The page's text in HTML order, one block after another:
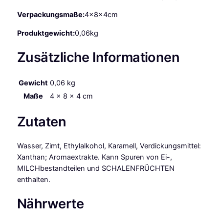
Verpackungsmaße:4x8x4cm
Produktgewicht:0,06kg
Zusätzliche Informationen
Gewicht 0,06 kg
Maße
4 × 8 × 4 cm
Zutaten
Wasser, Zimt, Ethylalkohol, Karamell, Verdickungsmittel:
Xanthan; Aromaextrakte. Kann Spuren von Ei-,
MILCHbestandteilen und SCHALENFRÜCHTEN
enthalten.
Nährwerte